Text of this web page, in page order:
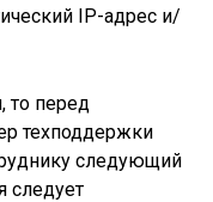
IP-адрес и/
то перед
техподдержки
следующий
следует